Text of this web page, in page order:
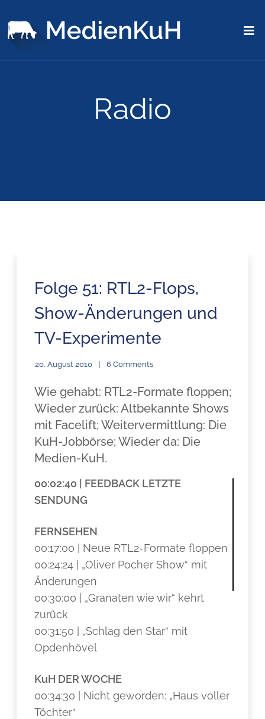
Radio
Folge 51: RTL2-Flops,
Show-Änderungen und
TV-Experimente
20. August 2010 6 Comments
Wie gehabt: RTL2-Formate floppen;
Wieder zurück: Altbekannte Shows
mit Facelift; Weitervermittlung: Die
KuH-Jobbörse; Wieder da: Die
Medien-KuH.
00:02:40 | FEEDBACK LETZTE
SENDUNG
FERNSEHEN
00:17:00 | Neue RTL2-Formate floppen
00:24:24 | „Oliver Pocher Show“ mit
Änderungen
00:30:00 | „Granaten wie wir“ kehrt
zurück
00:31:50 | „Schlag den Star“ mit
Opdenhövel
KuH DER WOCHE
00:34:30 | Nicht geworden: „Haus voller
Töchter“